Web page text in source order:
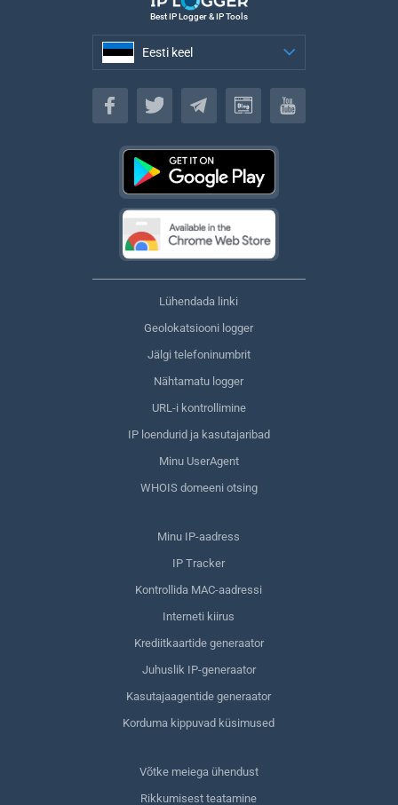
Best IP Logger & IP Tools
Eesti keel
Eesti keel
Lühendada linki
Geolokatsiooni logger
Jälgi telefoninumbrit
Nähtamatu logger
URL-i kontrollimine
IP loendurid ja kasutajaribad
Minu UserAgent
WHOIS domeeni otsing
Minu IP-aadress
IP Tracker
Kontrollida MAC-aadressi
Interneti kiirus
Krediitkaartide generaator
Juhuslik IP-generaator
Kasutajaagentide generaator
Korduma kippuvad küsimused
Võtke meiega ühendust
Rikkumisest teatamine